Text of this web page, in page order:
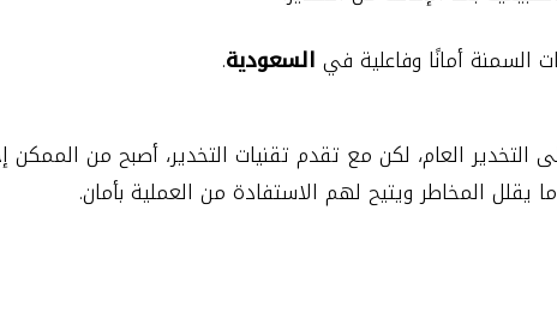
السمنة أمانًا وفاعلية في السعودية.
العام، لكن مع تقدم تقنيات التخدير، أصبح من الممكن
المخاطر ويتيح لهم الاستفادة من العملية بأمان.